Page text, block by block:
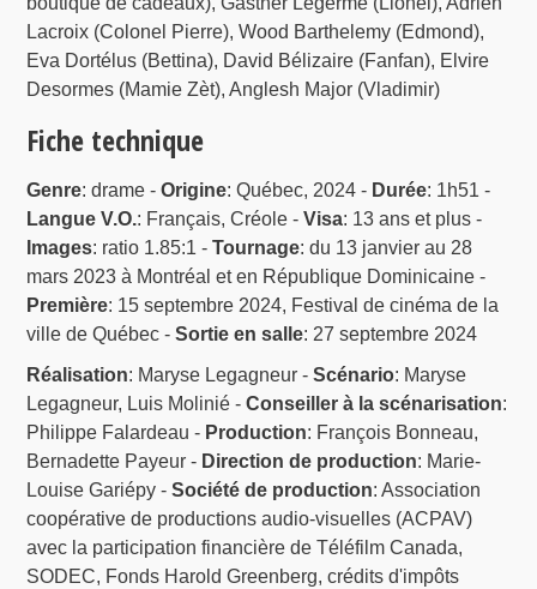
Lacroix (Colonel Pierre), Wood Barthelemy (Edmond),
Eva Dortélus (Bettina), David Bélizaire (Fanfan), Elvire
Desormes (Mamie Zèt), Anglesh Major (Vladimir)
Fiche technique
Genre: drame -Origine: Québec, 2024 - Durée: 1h51 -
Langue V.O.: Français, Créole -Visa: 13 ans et plus -
Images: ratio 1.85:1 -Tournage: du 13 janvier au 28
mars 2023 à Montréal et en République Dominicaine -
Première: 15 septembre 2024, Festival de cinéma de la
ville de Québec -Sortie en salle: 27 septembre 2024
Réalisation: Maryse Legagneur -Scénario: Maryse
Legagneur, Luis Molinié -Conseiller à la scénarisation:
Philippe Falardeau - Production: François Bonneau,
Bernadette Payeur - Direction de production: Marie-
Louise Gariépy -Société de production: Association
coopérative de productions audio-visuelles (ACPAV)
avec la participation financière de Téléfilm Canada,
SODEC, Fonds Harold Greenberg, crédits d'impôts